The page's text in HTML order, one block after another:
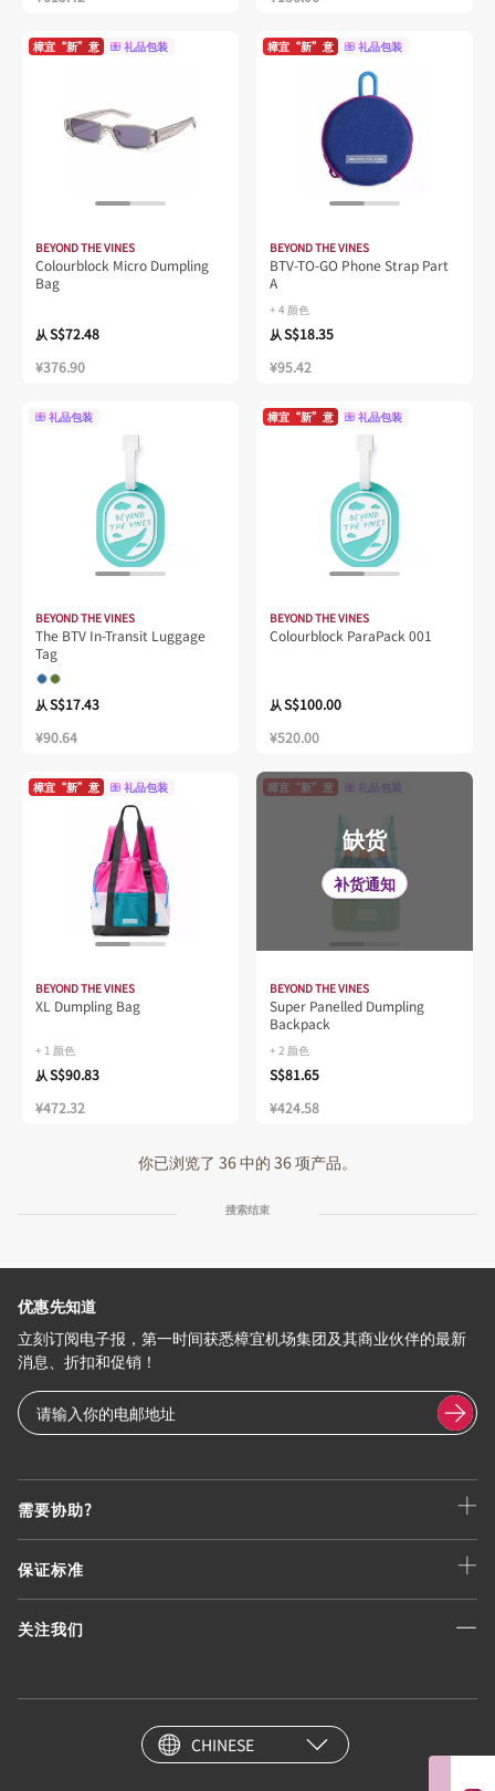
樟宜“新”意 礼品包装
BEYOND THE VINES
Colourblock Micro Dumpling
Bag
从S$72.48
¥376.90
樟宜“新”意 礼品包装
BEYOND THE VINES
BTV-TO-GO Phone Strap Part
A
+ 4 颜色
从S$18.35
¥95.42
礼品包装
BEYOND THE VINES
The BTV In-Transit Luggage
Tag
从S$17.43
¥90.64
樟宜“新”意 礼品包装
BEYOND THE VINES
Colourblock ParaPack 001
从S$100.00
¥520.00
樟宜“新”意 礼品包装
BEYOND THE VINES
XL Dumpling Bag
+ 1 颜色
从S$90.83
¥472.32
缺货
补货通知
樟宜“新”意 礼品包装
BEYOND THE VINES
Super Panelled Dumpling
Backpack
+ 2 颜色
S$81.65
¥424.58
你已浏览了 36 中的 36 项产品。
搜索结束
需要协助?
保证标准
关注我们
优惠先知道
立刻订阅电子报，第一时间获悉樟宜机场集团及其商业伙伴的最新
消息、折扣和促销！
CHINESE